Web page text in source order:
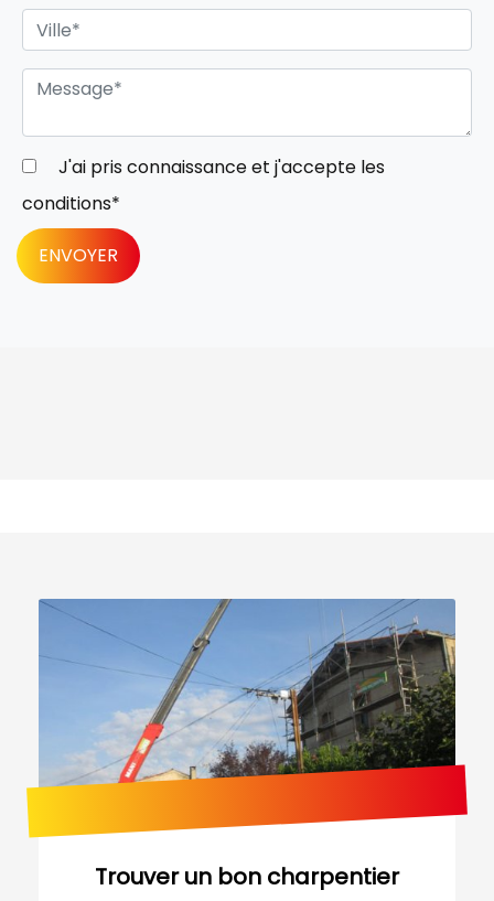
J'ai pris connaissance et j'accepte les
conditions*
ENVOYER
Trouver un bon charpentier